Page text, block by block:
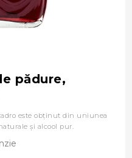
pădure,
este obținut din uniunea
și alcool pur.